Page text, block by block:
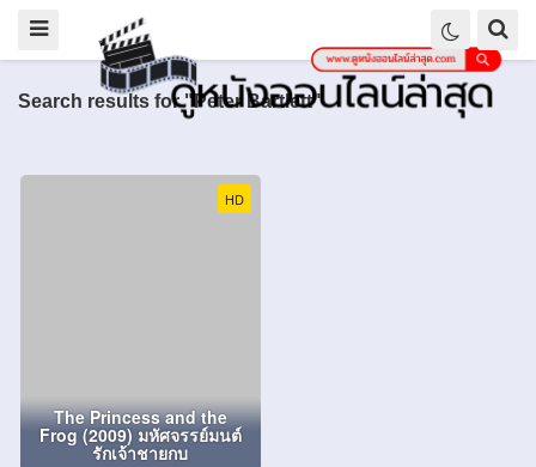
Search results for "Peter Bartlett"
HD
The Princess and the
Frog (2009) มหัศจรรย์มนต์
รักเจ้าชายกบ